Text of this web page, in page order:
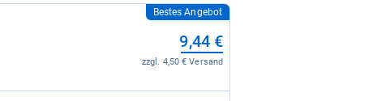
Bestes Angebot
9,44 €
zzgl. 4,50 € Versand